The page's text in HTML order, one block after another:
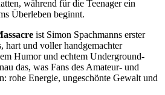
während für die Teenager ein
Überleben beginnt.
ist Simon Spachmanns erster
hart und voller handgemachter
Humor und echtem Underground-
das, was Fans des Amateur- und
rohe Energie, ungeschönte Gewalt und